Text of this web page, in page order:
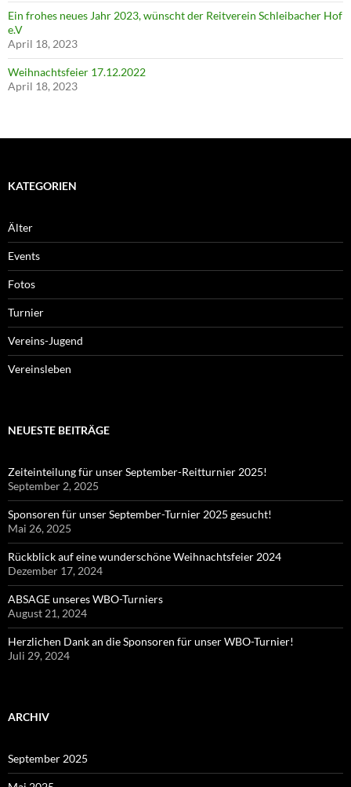
Ein frohes neues Jahr 2023, wünscht der Reitverein Schleibacher Hof
e.V
April 18, 2023
Weihnachtsfeier 17.12.2022
April 18, 2023
KATEGORIEN
Älter
Events
Fotos
Turnier
Vereins-Jugend
Vereinsleben
NEUESTE BEITRÄGE
Zeiteinteilung für unser September-Reitturnier 2025!
September 2, 2025
Sponsoren für unser September-Turnier 2025 gesucht!
Mai 26, 2025
Rückblick auf eine wunderschöne Weihnachtsfeier 2024
Dezember 17, 2024
ABSAGE unseres WBO-Turniers
August 21, 2024
Herzlichen Dank an die Sponsoren für unser WBO-Turnier!
Juli 29, 2024
ARCHIV
September 2025